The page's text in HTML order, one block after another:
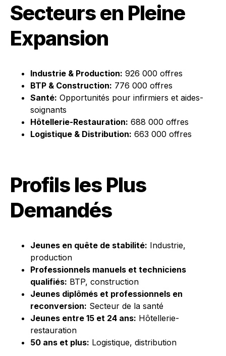
Secteurs en Pleine
Expansion
Industrie & Production: 926 000 offres
BTP & Construction: 776 000 offres
Santé: Opportunités pour infirmiers et aides-
soignants
Hôtellerie-Restauration: 688 000 offres
Logistique & Distribution: 663 000 offres
Profils les Plus
Demandés
Jeunes en quête de stabilité: Industrie,
production
Professionnels manuels et techniciens
qualifiés: BTP, construction
Jeunes diplômés et professionnels en
reconversion: Secteur de la santé
Jeunes entre 15 et 24 ans: Hôtellerie-
restauration
50 ans et plus: Logistique, distribution